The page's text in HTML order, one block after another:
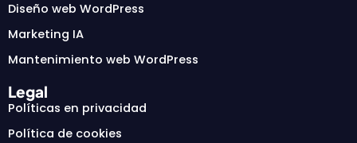
Diseño web WordPress
Marketing IA
Mantenimiento web WordPress
Legal
Políticas en privacidad
Política de cookies